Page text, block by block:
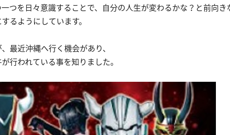
つを日々意識することで、自分の人生が変わるかな？と前向き
るようにしています。
最近沖縄へ行く機会があり、
行われている事を知りました。